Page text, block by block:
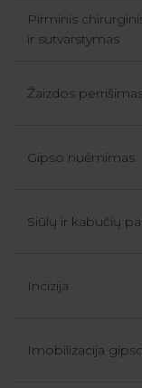
Pirminis
ir sutvarstymas
Žaizdos
Gipso nuėmimas
Siūlų ir kabučių
Incizija
Imobilizacija